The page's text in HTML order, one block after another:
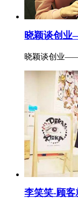
晓颖谈创
晓颖谈创业——
李笑笑-顾